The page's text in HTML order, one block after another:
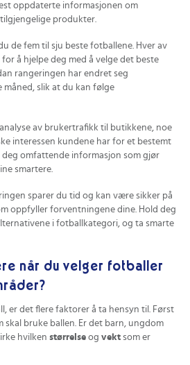
ekstreme temperaturer, noe som
kan fungere dårligere under krevende
boble- eller pallmønster.
ikke ballens innvendige struktur
noe som gjør det vanskelig å vurdere
ved ballstøt og løft.
på grunn av merkevare. Som en
kan prisen være over
produkter, noe som kan
kjøpere.
det vinnende målet!
oppdaterte informasjonen om
produkter.
de fem til sju beste fotballene. Hver av
å hjelpe deg med å velge det beste
rangeringen har endret seg
slik at du kan følge
av brukertrafikk til butikkene, noe
interessen kundene har for et bestemt
omfattende informasjon som gjør
smartere.
sparer du tid og kan være sikker på
oppfyller forventningene dine. Hold deg
i fotballkategori, og ta smarte
når du velger fotballer
er det flere faktorer å ta hensyn til. Først
skal bruke ballen. Er det barn, ungdom
hvilken størrelse og vekt som er